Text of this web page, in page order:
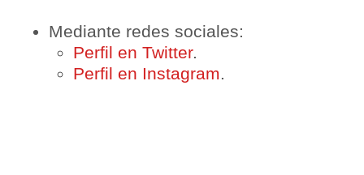
Mediante redes sociales:
Perfil en Twitter.
Perfil en Instagram.